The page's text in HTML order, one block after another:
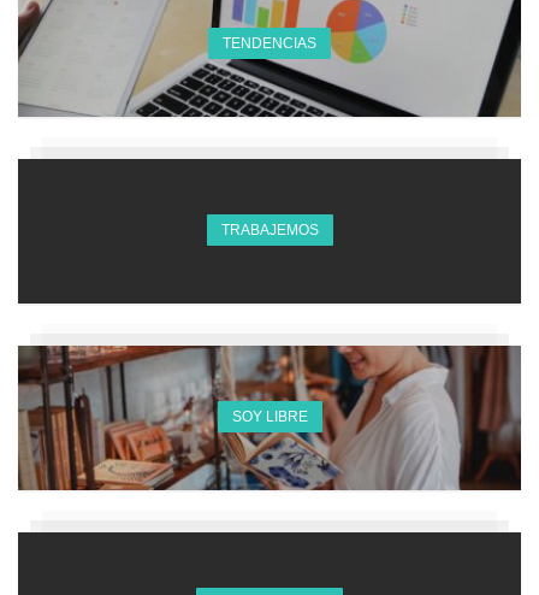
TENDENCIAS
TRABAJEMOS
SOY LIBRE